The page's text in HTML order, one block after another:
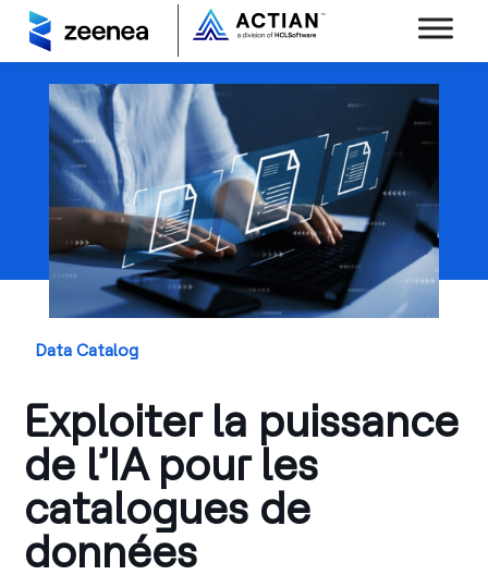
Data Catalog
Exploiter la puissance
de l’IA pour les
catalogues de
données